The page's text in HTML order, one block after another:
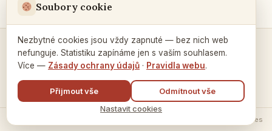
Kontakty a spojení →
Nastavení cookies
Soubory cookie
Nezbytné cookies jsou vždy zapnuté — bez nich web
nefunguje. Statistiku zapínáme jen s vaším souhlasem.
Více — Zásady ochrany údajů · Pravidla webu.
Přijmout vše
Odmítnout vše
Nastavit cookies